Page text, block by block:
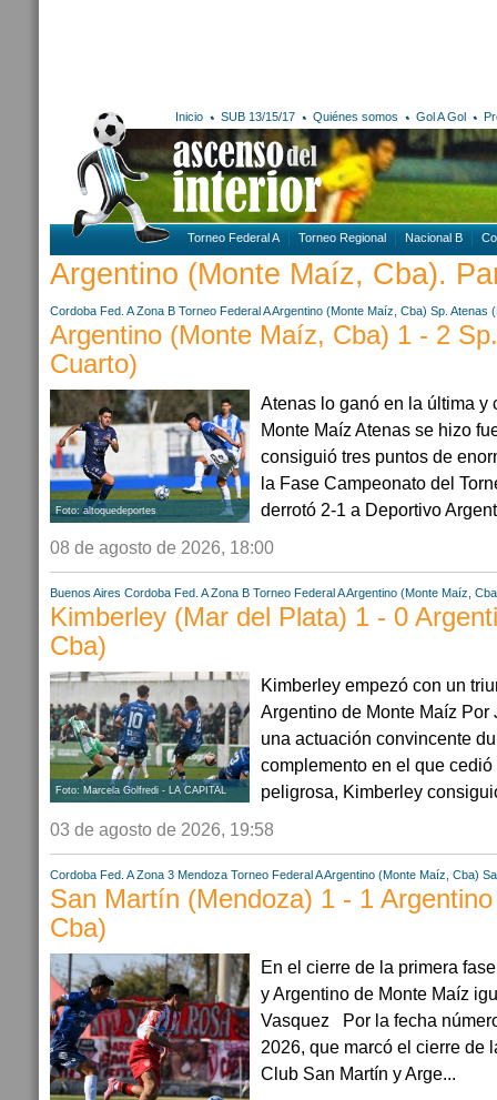
Inicio SUB 13/15/17 Quiénes somos Gol A Gol
Torneo Federal A Torneo Regional Nacional B
Argentino (Monte Maíz, Cba).
Cordoba Fed. A Zona B Torneo Federal AArgentino (Monte Maíz, Cba) Sp. Atenas
Argentino (Monte Maíz, Cba) 1 - 2
Cuarto)
Foto: altoquedeportes
Atenas lo ganó en la última y
Monte Maíz Atenas se hizo
consiguió tres puntos de
la Fase Campeonato del
derrotó 2-1 a Deportivo
08 de agosto de 2026, 18:00
Buenos Aires Cordoba Fed. A Zona B Torneo Federal AArgentino (Monte Maíz,
Kimberley (Mar del Plata) 1 - 0
Cba)
Foto: Marcela Golfredi - LA CAPITAL
Kimberley empezó con un
Argentino de Monte Maíz
una actuación convincente
complemento en el que
peligrosa, Kimberley
03 de agosto de 2026, 19:58
Cordoba Fed. A Zona 3 Mendoza Torneo Federal AArgentino (Monte Maíz, Cba)
San Martín (Mendoza) 1 - 1
Cba)
En el cierre de la primera
y Argentino de Monte Maíz
Vasquez Por la fecha
2026, que marcó el cierre de
Club San Martín y Arge...